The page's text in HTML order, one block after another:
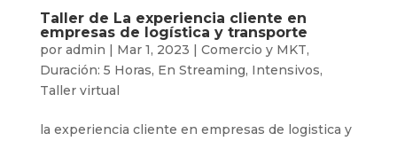
Taller de La experiencia cliente en
empresas de logística y transporte
por admin | Mar 1, 2023 | Comercio y MKT,
Duración: 5 Horas, En Streaming, Intensivos,
Taller virtual
la experiencia cliente en empresas de logistica y